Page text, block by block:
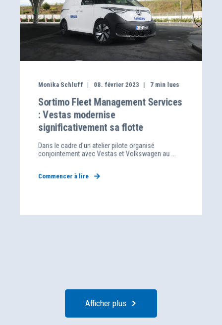
Monika Schluff 08. février 2023 7 min lues
Sortimo Fleet Management Services
: Vestas modernise
significativement sa flotte
Dans le cadre d'un atelier pilote organisé
conjointement avec Vestas et Volkswagen au ...
Commencer à lire
Afficher plus